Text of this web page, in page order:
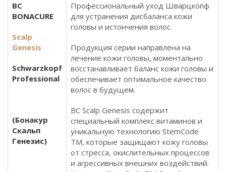
BC
BONACURE
Scalp
Genesis
Schwarzkopf
Professional
(Бонакур
Скальп
Генезис)
Профессиональный уход Шварцкопф
для устранения дисбаланса кожи
головы и истончения волос.
Продукция серии направлена на
лечение кожи головы, моментально
восстанавливает баланс кожи головы и
обеспечивает оптимальное качество
волос в будущем.
BC Scalp Genesis содержит
специальный комплекс витаминов и
уникальную технологию StemCode
TM, которые защищают кожу головы
от стресса, окислительных процессов
и агрессивных внешних воздействий.